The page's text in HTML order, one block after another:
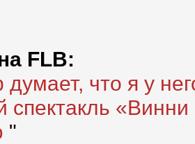
FLB:
что я у
спектакль
"